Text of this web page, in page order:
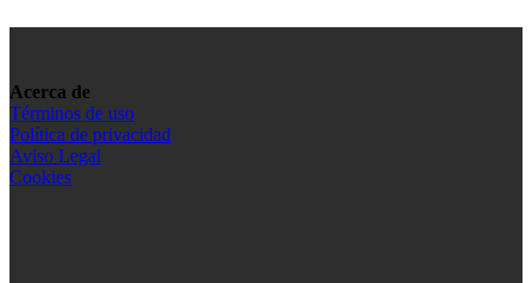
Acerca de
Términos de uso
Política de privacidad
Aviso Legal
Cookies